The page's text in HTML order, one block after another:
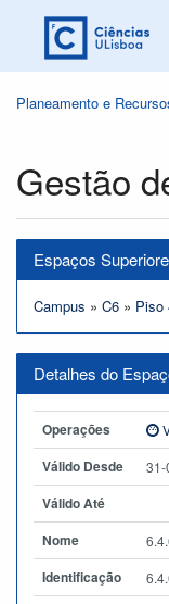
Planeamento e
Gestão
Espaços
Campus » C6 » Piso
Detalhes do
Operações
Válido Desde 31-
Válido Até
Nome
Identificação